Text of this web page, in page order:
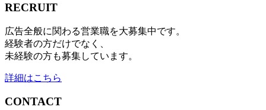
RECRUIT
広告全般に関わる営業職を大募集中です。
経験者の方だけでなく、
未経験の方も募集しています。
詳細はこちら
CONTACT